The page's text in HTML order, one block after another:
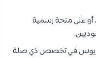
أو على منحة رسمية
في تخصص ذي صلة